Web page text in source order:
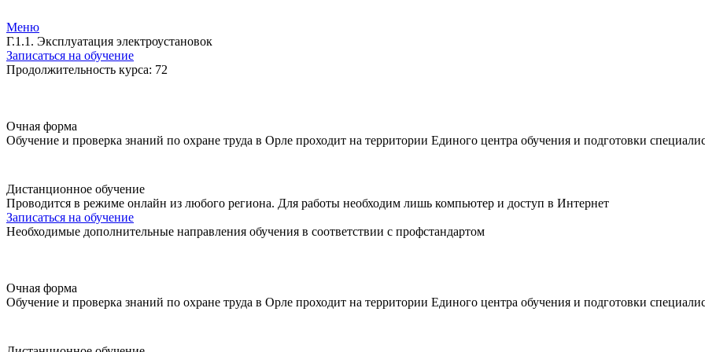
Меню
Г.1.1. Эксплуатация электроустановок
Записаться на обучение
Продолжительность курса: 72
Очная форма
Обучение и проверка знаний по охране труда в Орле проходит на территории Единого центра обучения и подготовки
Дистанционное обучение
Проводится в режиме онлайн из любого региона. Для работы необходим лишь компьютер и доступ в Интернет
Записаться на обучение
Необходимые дополнительные направления обучения в соответствии с профстандартом
Очная форма
Обучение и проверка знаний по охране труда в Орле проходит на территории Единого центра обучения и подготовки